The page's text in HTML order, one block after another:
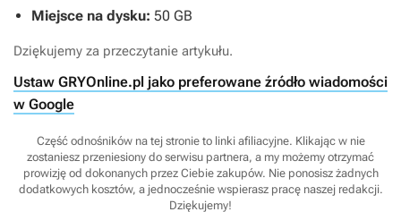
Miejsce na dysku: 50 GB
Dziękujemy za przeczytanie artykułu.
Ustaw GRYOnline.pl jako preferowane źródło wiadomości
w Google
Część odnośników na tej stronie to linki afiliacyjne. Klikając w nie
zostaniesz przeniesiony do serwisu partnera, a my możemy otrzymać
prowizję od dokonanych przez Ciebie zakupów. Nie ponosisz żadnych
dodatkowych kosztów, a jednocześnie wspierasz pracę naszej redakcji.
Dziękujemy!